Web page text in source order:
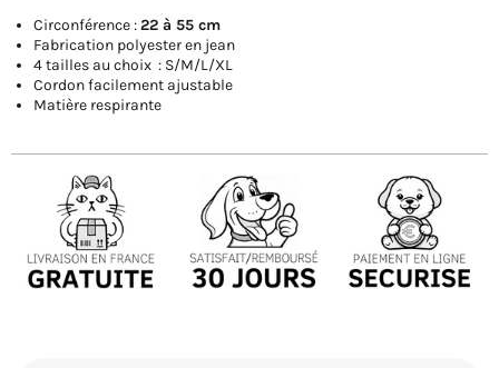
Circonférence :22 à 55 cm
Fabrication polyester en jean
4 tailles au choix : S/M/L/XL
Cordon facilement ajustable
Matière respirante